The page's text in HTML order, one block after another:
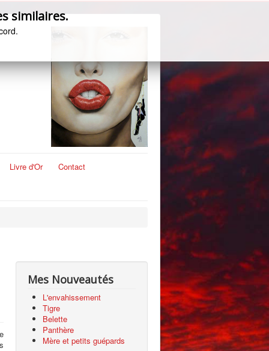
Livre d'Or Contact
similaires.
Mes Nouveautés
L'envahissement
Tigre
Belette
Panthère
Mère et petits guépards